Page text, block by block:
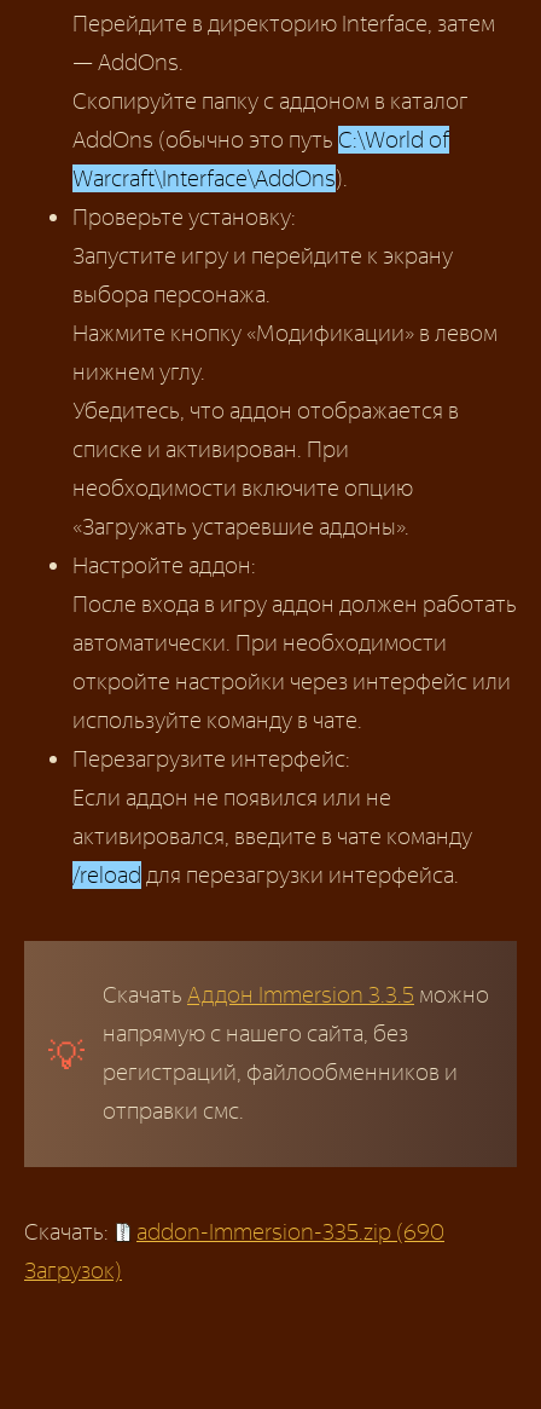
Перейдите в директорию Interface, затем
— AddOns.
Скопируйте папку с аддоном в каталог
AddOns (обычно это путь C:\World of
Warcraft\Interface\AddOns).
Проверьте установку:
Запустите игру и перейдите к экрану
выбора персонажа.
Нажмите кнопку «Модификации» в левом
нижнем углу.
Убедитесь, что аддон отображается в
списке и активирован. При
необходимости включите опцию
«Загружать устаревшие аддоны».
Настройте аддон:
После входа в игру аддон должен работать
автоматически. При необходимости
откройте настройки через интерфейс или
используйте команду в чате.
Перезагрузите интерфейс:
Если аддон не появился или не
активировался, введите в чате команду
/reload для перезагрузки интерфейса.
Скачать Аддон Immersion 3.3.5 можно
напрямую с нашего сайта, без
регистраций, файлообменников и
отправки смс.
Скачать:
addon-Immersion-335.zip (690
Загрузок)